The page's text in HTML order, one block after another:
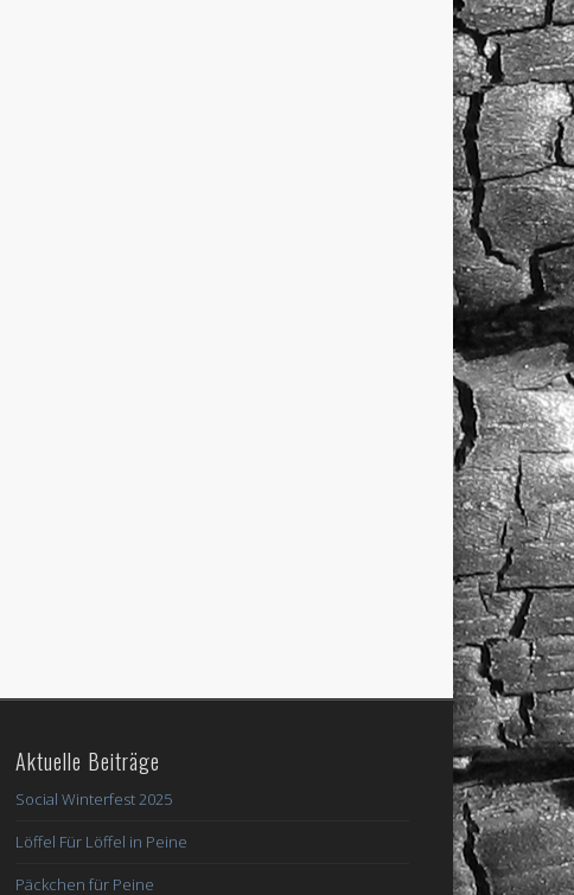
Aktuelle Beiträge
Social Winterfest 2025
Löffel Für Löffel in Peine
Päckchen für Peine